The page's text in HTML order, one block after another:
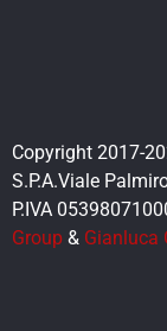
Copyright 2017-
S.P.A.Viale
P.IVA
Group & Gianluca